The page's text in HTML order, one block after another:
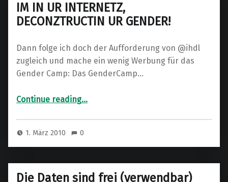
IM IN UR INTERNETZ,
DECONZTRUCTIN UR GENDER!
Dann folge ich doch der Aufforderung von @ihdl
zugleich und mache ein wenig Werbung für das
Gender Camp: Das GenderCamp…
Continue reading“IM IN UR INTERNETZ, DECONZTRUCTIN UR GENDER!”
…
1. März 2010 0
Die Daten sind frei (verwendbar)